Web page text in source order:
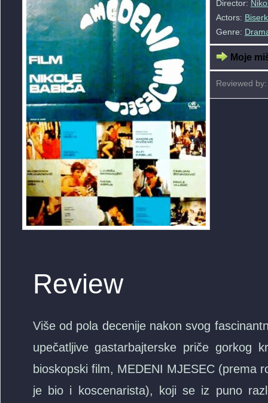
Director:
Actors:
Genre:
Moje
Reviewed
Review
Više od pola decenije nakon svog
upečatljive gastarbajterske priče gorkog
bioskopski film, MEDENI MJESEC (prema
je bio i koscenarista), koji se iz puno